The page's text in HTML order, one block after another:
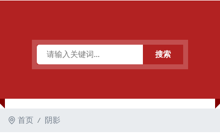
搜索
首页 阴影